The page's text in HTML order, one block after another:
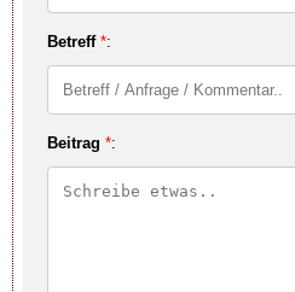
Betreff *:
Beitrag *: